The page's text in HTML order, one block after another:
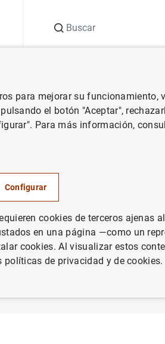
España El Concurso Generación
para mejorar su funcionamiento,
el botón "Aceptar",
Para más información,
Configurar
cookies de terceros ajenas
en una página —como un
cookies. Al visualizar estos
de privacidad y de cookies.